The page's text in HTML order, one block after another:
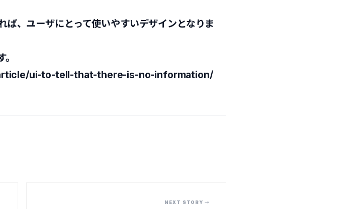
ば、ユーザにとって使いやすいデザインとなりま
ui-to-tell-that-there-is-no-information/
NEXT STORY →